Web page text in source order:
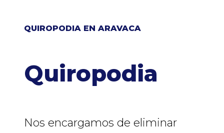
QUIROPODIA EN ARAVACA
Quiropodia
Nos encargamos de eliminar